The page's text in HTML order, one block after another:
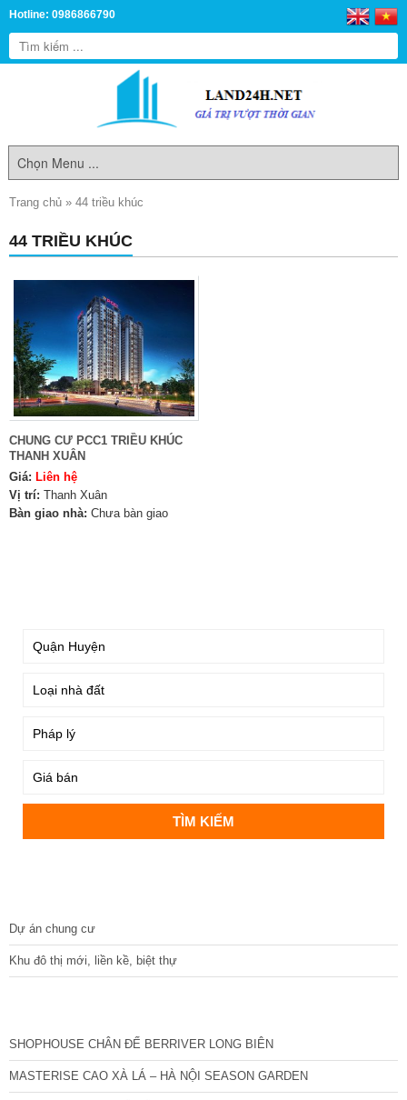
Hotline: 0986866790
Trang chủ » 44 triều khúc
44 TRIỀU KHÚC
CHUNG CƯ PCC1 TRIỀU KHÚC
THANH XUÂN
Giá: Liên hệ
Vị trí: Thanh Xuân
Bàn giao nhà: Chưa bàn giao
Dự án chung cư
Khu đô thị mới, liền kề, biệt thự
SHOPHOUSE CHÂN ĐẾ BERRIVER LONG BIÊN
MASTERISE CAO XÀ LÁ – HÀ NỘI SEASON GARDEN